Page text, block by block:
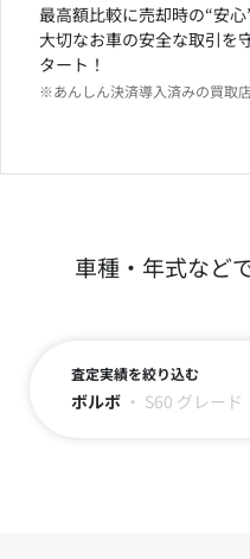
最高額比較に売却時の“安心
大切なお車の安全な取引を
タート！
※あんしん決済導入済みの買取
車種・年式など
査定実績を絞り込む
ボルボ ・ S60 グレード